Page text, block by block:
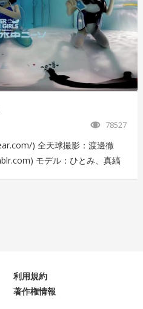
4fcb52df-b1c8-41ba-
78527
) 全天球撮影：渡邊徹
モデル：ひとみ、真縞
利用規約
著作権情報